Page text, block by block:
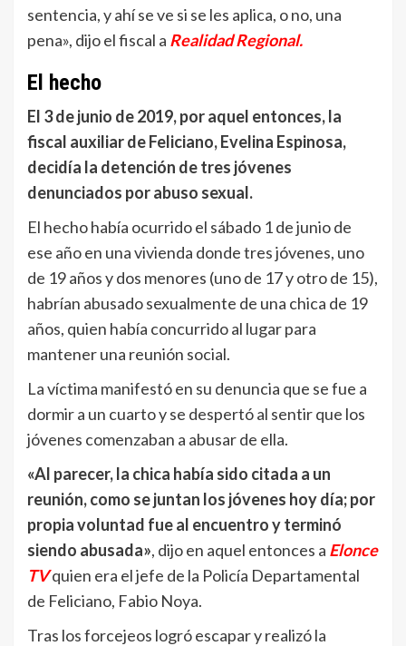
sentencia, y ahí se ve si se les aplica, o no, una
pena», dijo el fiscal a Realidad Regional.
El hecho
El 3 de junio de 2019, por aquel entonces, la
fiscal auxiliar de Feliciano, Evelina Espinosa,
decidía la detención de tres jóvenes
denunciados por abuso sexual.
El hecho había ocurrido el sábado 1 de junio de
ese año en una vivienda donde tres jóvenes, uno
de 19 años y dos menores (uno de 17 y otro de 15),
habrían abusado sexualmente de una chica de 19
años, quien había concurrido al lugar para
mantener una reunión social.
La víctima manifestó en su denuncia que se fue a
dormir a un cuarto y se despertó al sentir que los
jóvenes comenzaban a abusar de ella.
«Al parecer, la chica había sido citada a un
reunión, como se juntan los jóvenes hoy día; por
propia voluntad fue al encuentro y terminó
siendo abusada», dijo en aquel entonces a Elonce
TVquien era el jefe de la Policía Departamental
de Feliciano, Fabio Noya.
Tras los forcejeos logró escapar y realizó la